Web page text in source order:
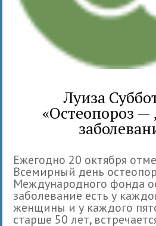
Луиза
«Остеопороз —
Ежегодно 20 октября
Всемирный день
Международного фонда
заболевание есть у
женщины и у каждого
старше 50 лет,